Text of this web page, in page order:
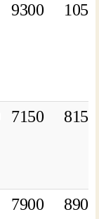
9300
7150 8150
7900 8900